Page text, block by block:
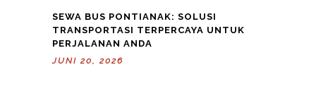
SEWA BUS PONTIANAK: SOLUSI
TRANSPORTASI TERPERCAYA UNTUK
PERJALANAN ANDA
JUNI 20, 2026